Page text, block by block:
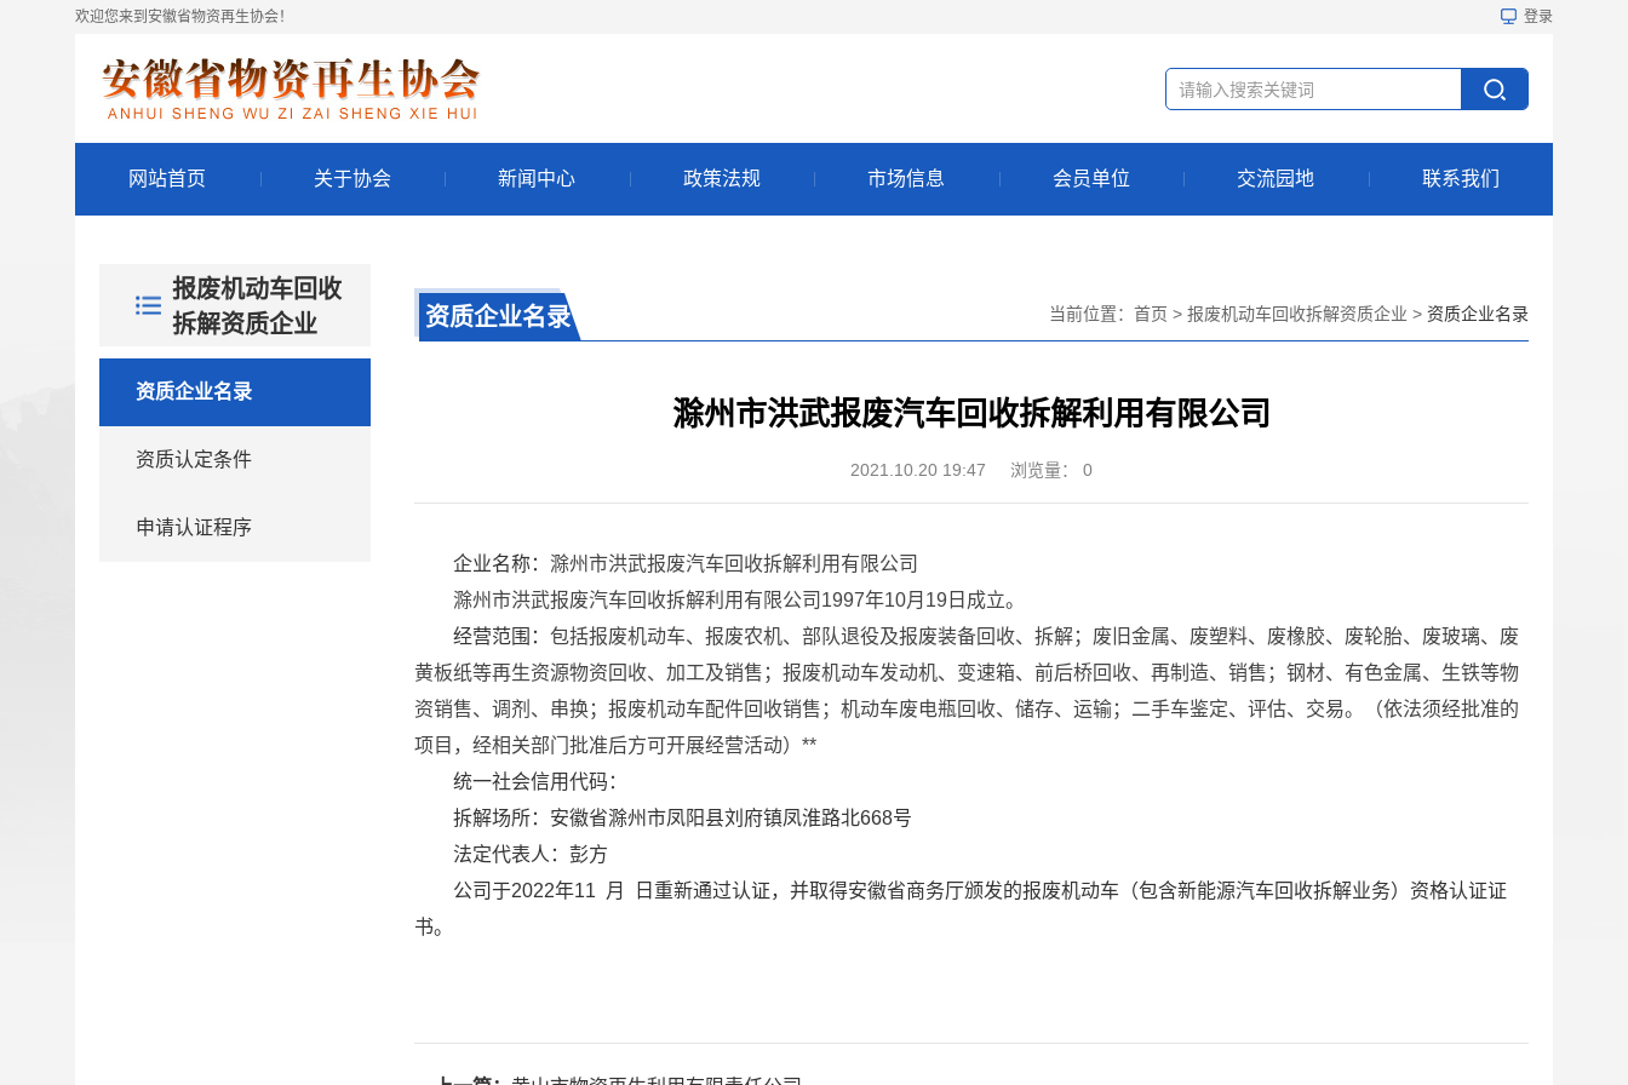
欢迎您来到安徽省物资再生协会！ 登录
网站首页 关于协会 新闻中心 政策法规 市场信息 会员单位 交流园地 联系我们
报废机动车回收
拆解资质企业
资质企业名录
资质认定条件
申请认证程序
资质企业名录 当前位置： 首页 > 报废机动车回收拆解资质企业 > 资质企业名录
滁州市洪武报废汽车回收拆解利用有限公司
2021.10.20 19:47 浏览量： 0
企业名称： 滁州市洪武报废汽车回收拆解利用有限公司
滁州市洪武报废汽车回收拆解利用有限公司1997年10月19日成立。
经营范围： 包括报废机动车、报废农机、部队退役及报废装备回收、拆解；废旧金属、废塑料、废橡胶、废轮胎、废玻璃、废
黄板纸等再生资源物资回收、加工及销售；报废机动车发动机、变速箱、前后桥回收、再制造、销售；钢材、有色金属、生铁等物
资销售、调剂、串换；报废机动车配件回收销售；机动车废电瓶回收、储存、运输；二手车鉴定、评估、交易。（依法须经批准的
项目，经相关部门批准后方可开展经营活动）**
统一社会信用代码：
拆解场所：安徽省滁州市凤阳县刘府镇凤淮路北668号
法定代表人： 彭方
公司于2022年11 月
日重新通过认证，并取得安徽省商务厅颁发的报废机动车（包含新能源汽车回收拆解业务）资格认证证
书。